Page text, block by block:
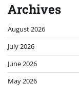
Archives
August 2026
July 2026
June 2026
May 2026